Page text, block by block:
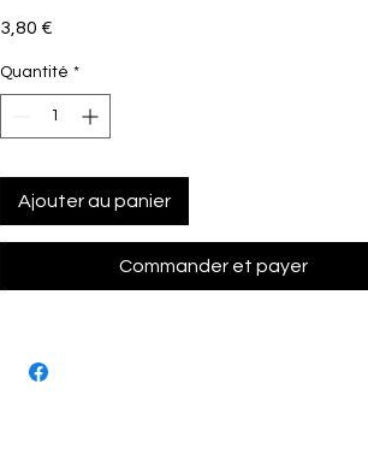
3,80 €
Quantité *
Ajouter au panier
Commander et payer